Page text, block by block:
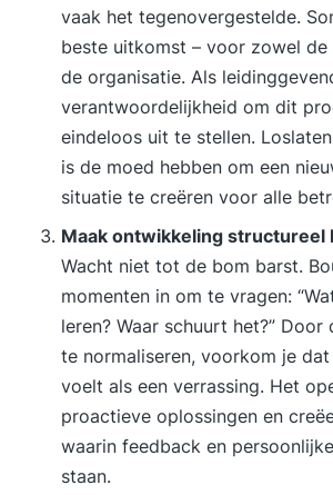
maakt de gedragsverandering die
training bereikt écht duurzaam.
omvat een mix van theorie,
uitwisseling en praktijkoefeningen
van maximaal 12 deelnemers. In
communicatieoefeningen met
groepsleden ervaar je het effect
verschillende gesprekstechnieken
vaardigheden. In module 2 is er
boksworskhop en in de laatste
met acteurs aan de hand van
nieuw gedrag. Module 1: Ik en
communicatie De eerste module
basis van communicatie en
waarnemen vier niveaus heeft en
model dat richting geeft aan hoe je
vaak het tegenovergestelde.
beste uitkomst – voor zowel de
de organisatie. Als
verantwoordelijkheid om dit
eindeloos uit te stellen.
is de moed hebben om een
situatie te creëren voor alle
Maak ontwikkeling structureel
Wacht niet tot de bom barst.
momenten in om te vragen:
leren? Waar schuurt het?”
te normaliseren, voorkom je
voelt als een verrassing. Het
proactieve oplossingen en
waarin feedback en
staan.